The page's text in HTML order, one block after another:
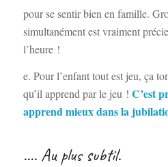
pour se sentir bien en famille.
simultanément est vraiment
l’heure !
e. Pour l’enfant tout est jeu, ça
qu’il apprend par le jeu ! C’est
apprend mieux dans la
…. Au plus subtil.